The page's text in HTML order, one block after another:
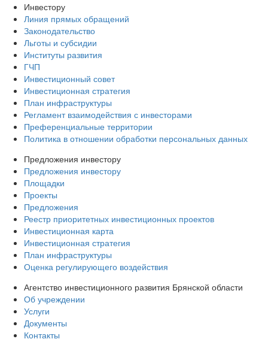
Инвестору
Линия прямых обращений
Законодательство
Льготы и субсидии
Институты развития
ГЧП
Инвестиционный совет
Инвестиционная стратегия
План инфраструктуры
Регламент взаимодействия с инвесторами
Преференциальные территории
Политика в отношении обработки персональных данных
Предложения инвестору
Предложения инвестору
Площадки
Проекты
Предложения
Реестр приоритетных инвестиционных проектов
Инвестиционная карта
Инвестиционная стратегия
План инфраструктуры
Оценка регулирующего воздействия
Агентство инвестиционного развития Брянской области
Об учреждении
Услуги
Документы
Контакты